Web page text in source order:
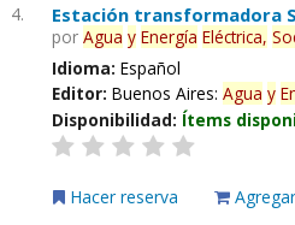
4. Estación transformadora
porAgua y Energía Eléctrica,
Idioma:Español
Editor:Buenos Aires:Agua y
Disponibilidad: Ítems
Hacer reserva